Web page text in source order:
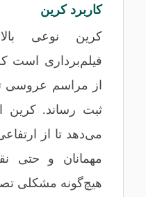
کاربرد کرین
کرین نوعی
فیلم‌برداری است
از مراسم عروسی
ثبت رساند. کرین
می‌دهد تا از
مهمانان و حتی
هیچ‌گونه مشکلی